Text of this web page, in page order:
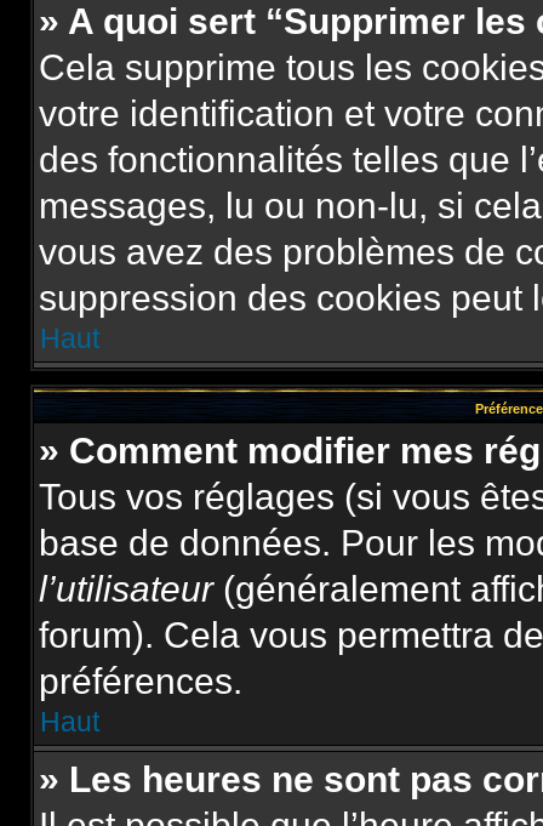
» A quoi sert “Supprimer
Cela supprime tous les
votre identification et votre
des fonctionnalités telles que
messages, lu ou non-lu, si
vous avez des problèmes de
suppression des cookies peut
Haut
» Comment modifier mes
Tous vos réglages (si vous
base de données. Pour les
l’utilisateur(généralement
forum). Cela vous permettra
préférences.
Haut
» Les heures ne sont pas